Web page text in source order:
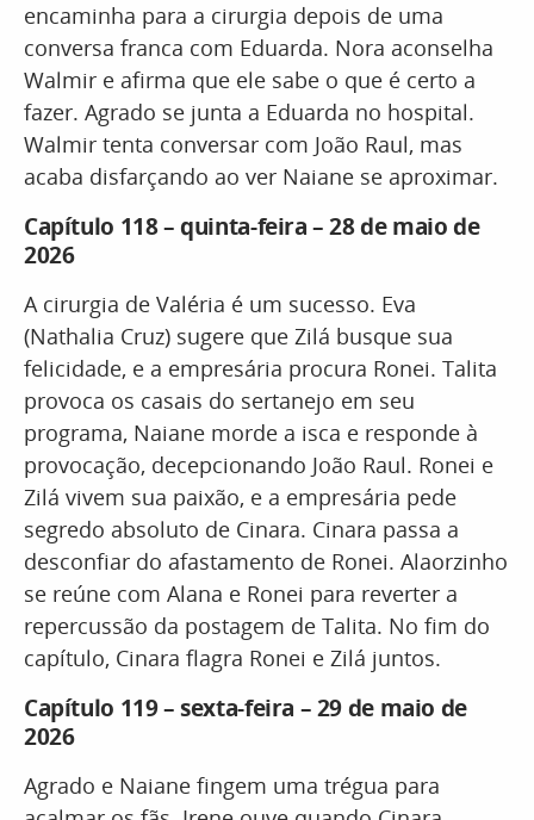
encaminha para a cirurgia depois de uma
conversa franca com Eduarda. Nora aconselha
Walmir e afirma que ele sabe o que é certo a
fazer. Agrado se junta a Eduarda no hospital.
Walmir tenta conversar com João Raul, mas
acaba disfarçando ao ver Naiane se aproximar.
Capítulo 118 – quinta-feira – 28 de maio de
2026
A cirurgia de Valéria é um sucesso. Eva
(Nathalia Cruz) sugere que Zilá busque sua
felicidade, e a empresária procura Ronei. Talita
provoca os casais do sertanejo em seu
programa, Naiane morde a isca e responde à
provocação, decepcionando João Raul. Ronei e
Zilá vivem sua paixão, e a empresária pede
segredo absoluto de Cinara. Cinara passa a
desconfiar do afastamento de Ronei. Alaorzinho
se reúne com Alana e Ronei para reverter a
repercussão da postagem de Talita. No fim do
capítulo, Cinara flagra Ronei e Zilá juntos.
Capítulo 119 – sexta-feira – 29 de maio de
2026
Agrado e Naiane fingem uma trégua para